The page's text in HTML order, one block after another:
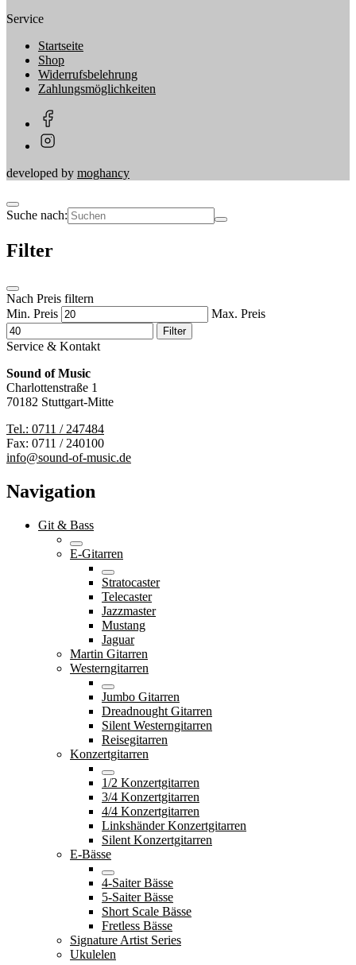
Service
Startseite
Shop
Widerrufsbelehrung
Zahlungsmöglichkeiten
developed by moghancy
Suche nach:
Filter
Nach Preis filtern
Min. Preis
Max. Preis
Filter
Service & Kontakt
Sound of Music
Charlottenstraße 1
70182 Stuttgart-Mitte
Tel.: 0711 / 247484
Fax: 0711 / 240100
info@sound-of-music.de
Navigation
Git & Bass
E-Gitarren
Stratocaster
Telecaster
Jazzmaster
Mustang
Jaguar
Martin Gitarren
Westerngitarren
Jumbo Gitarren
Dreadnought Gitarren
Silent Westerngitarren
Reisegitarren
Konzertgitarren
1/2 Konzertgitarren
3/4 Konzertgitarren
4/4 Konzertgitarren
Linkshänder Konzertgitarren
Silent Konzertgitarren
E-Bässe
4-Saiter Bässe
5-Saiter Bässe
Short Scale Bässe
Fretless Bässe
Signature Artist Series
Ukulelen